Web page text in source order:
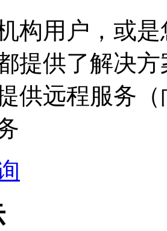
构用户，或
提供了解决方
供远程服务